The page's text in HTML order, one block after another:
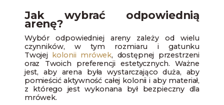
Jak wybrać odpowiednią
arenę?
Wybór odpowiedniej areny zależy od wielu
czynników, w tym rozmiaru i gatunku
Twojej kolonii mrówek, dostępnej przestrzeni
oraz Twoich preferencji estetycznych. Ważne
jest, aby arena była wystarczająco duża, aby
pomieścić aktywność całej kolonii i aby materiał,
z którego jest wykonana był bezpieczny dla
mrówek.